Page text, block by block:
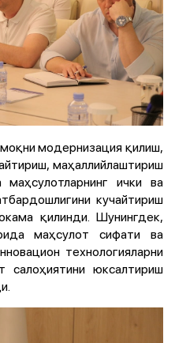
модернизация қилиш,
маҳаллийлаштириш
ички ва
кучайтириш
қилинди. Шунингдек,
маҳсулот сифати ва
технологияларни
юксалтириш